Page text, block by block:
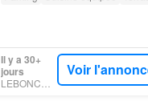
Il y a 30+
jours
Voir